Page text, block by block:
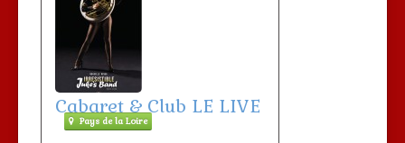
Cabaret & Club LE LIVE
Pays de la Loire